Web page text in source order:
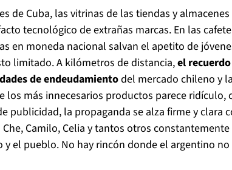
de Cuba, las vitrinas de las tiendas y
tecnológico de extrañas marcas. En las
en moneda nacional salvan el apetito de
limitado. A kilómetros de distancia,el
de endeudamientodel mercado chileno y la
los más innecesarios productos parece ridículo,
publicidad, la propaganda se alza firme y clara
Camilo, Celia y tantos otros constantemente
y el pueblo. No hay rincón donde el argentino no